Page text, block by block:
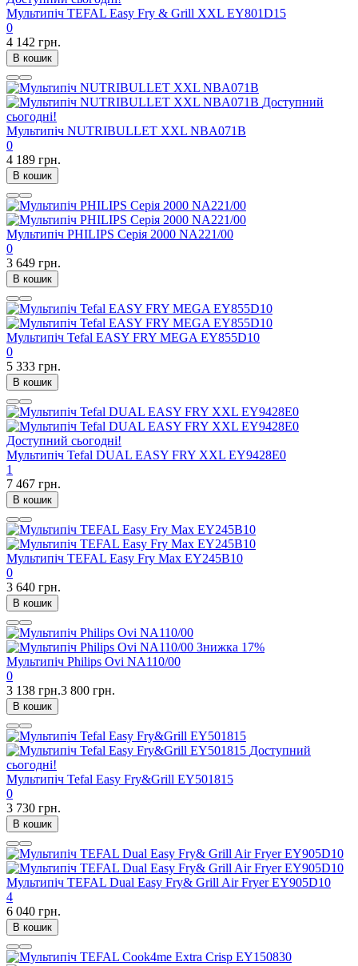
Мультипіч TEFAL Easy Fry & Grill XXL EY801D15
0
4 142 грн.
В кошик
Доступний
сьогодні!
Мультипіч NUTRIBULLET XXL NBA071B
0
4 189 грн.
В кошик
Мультипіч PHILIPS Серія 2000 NA221/00
0
3 649 грн.
В кошик
Мультипіч Tefal EASY FRY MEGA EY855D10
0
5 333 грн.
В кошик
Доступний сьогодні!
Мультипіч Tefal DUAL EASY FRY XXL EY9428E0
1
7 467 грн.
В кошик
Мультипіч TEFAL Easy Fry Max EY245B10
0
3 640 грн.
В кошик
Знижка 17%
Мультипіч Philips Ovi NA110/00
0
3 138 грн.3 800 грн.
В кошик
Доступний
сьогодні!
Мультипіч Tefal Easy Fry&Grill EY501815
0
3 730 грн.
В кошик
Мультипіч TEFAL Dual Easy Fry& Grill Air Fryer EY905D10
4
6 040 грн.
В кошик